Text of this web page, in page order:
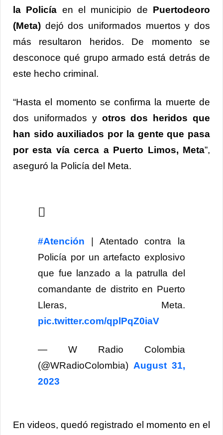
la Policía en el municipio de Puertodeoro
(Meta) dejó dos uniformados muertos y dos
más resultaron heridos. De momento se
desconoce qué grupo armado está detrás de
este hecho criminal.
“Hasta el momento se confirma la muerte de
dos uniformados yotros dos heridos que
han sido auxiliados por la gente que pasa
por esta vía cerca a Puerto Limos, Meta”,
aseguró la Policía del Meta.
#Atención | Atentado contra la
Policía por un artefacto explosivo
que fue lanzado a la patrulla del
comandante de distrito en Puerto
Lleras, Meta.
pic.twitter.com/qplPqZ0iaV
— W Radio Colombia
(@WRadioColombia) August 31,
2023
En videos, quedó registrado el momento en el